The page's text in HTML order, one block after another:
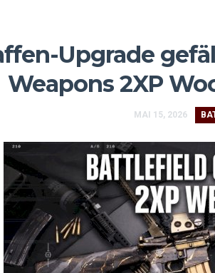
Upgrade
Weapons 2XP
MAI 15, 2026